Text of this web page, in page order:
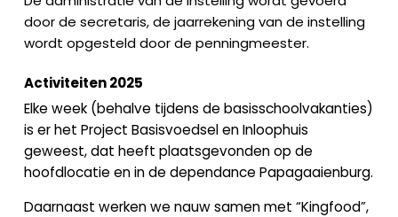
door de secretaris, de jaarrekening van de instelling
wordt opgesteld door de penningmeester.
Activiteiten 2025
Elke week (behalve tijdens de basisschoolvakanties)
is er het Project Basisvoedsel en Inloophuis
geweest, dat heeft plaatsgevonden op de
hoofdlocatie en in de dependance Papagaaienburg.
Daarnaast werken we nauw samen met “Kingfood”,